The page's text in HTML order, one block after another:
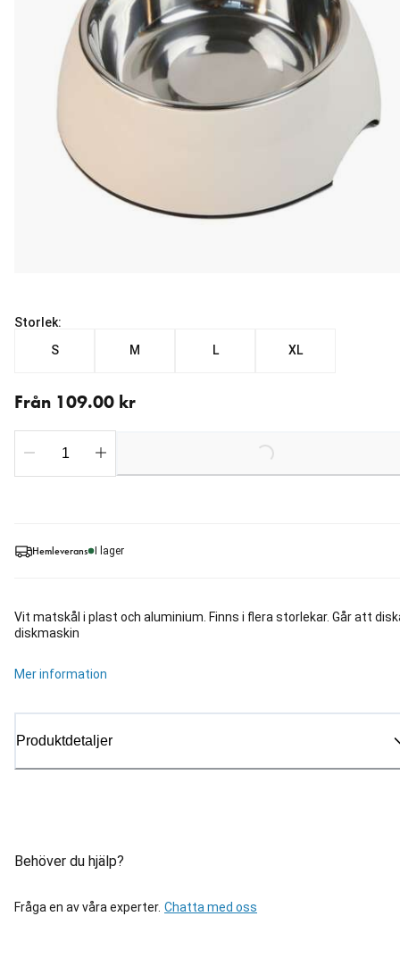
Hemleverans I lager
Vit matskål i plast och aluminium. Finns i flera storlekar. Går att
diskmaskin
Mer information
Produktdetaljer
Behöver du hjälp?
Fråga en av våra experter. Chatta med oss
Storlek:
S
M L XL
Från 109.00 kr
Loading...